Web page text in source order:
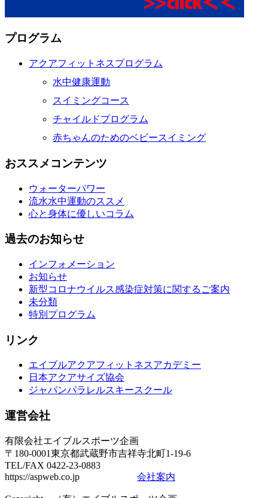
プログラム
アクアフィットネスプログラム
水中健康運動
スイミングコース
チャイルドプログラム
赤ちゃんのためのベビースイミング
おススメコンテンツ
ウォーターパワー
流水水中運動のススメ
心と身体に優しいコラム
過去のお知らせ
インフォメーション
お知らせ
新型コロナウイルス感染症対策に関するご案内
未分類
特別プログラム
リンク
エイブルアクアフィットネスアカデミー
日本アクアサイズ協会
ジャパンパラレルスキースクール
運営会社
有限会社エイブルスポーツ企画
〒180-0001東京都武蔵野市吉祥寺北町1-19-6
TEL/FAX 0422-23-0883
https://aspweb.co.jp 会社案内